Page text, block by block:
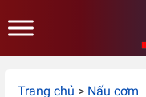
Trang chủ > Nấu cơm